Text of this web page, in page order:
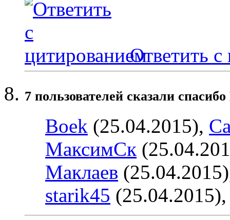
Ответить с
7 пользователей сказали
Boek (25.04.2015),
МаксимСк
Маклаев
starik45